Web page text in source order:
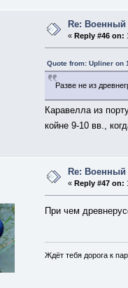
Re: Военный
« Reply #46 on:
Quote from: Upliner on
Разве не из
Каравелла из
койне 9-10 вв.,
Re: Военный
« Reply #47 on:
При чем
Ждёт тебя дорога к